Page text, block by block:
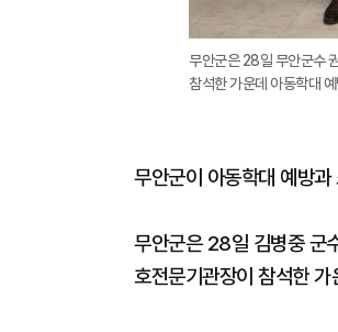
무안군은 28일 무안군수
참석한 가운데 아동학대
무안군이 아동학대 예방
무안군은 28일 김병중 군
호전문기관장이 참석한